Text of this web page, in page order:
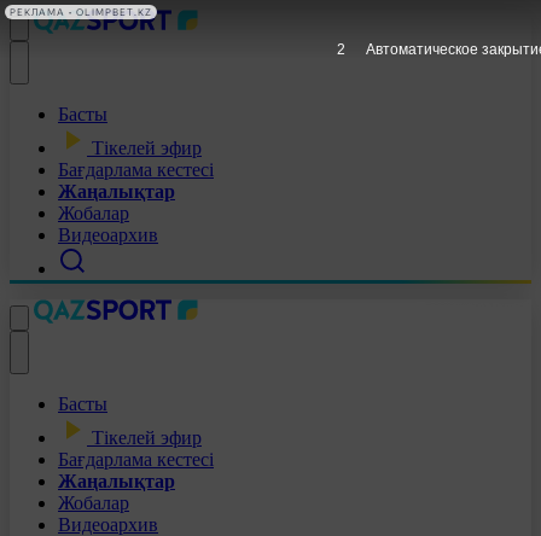
Басты
Тікелей эфир
Бағдарлама кестесі
Жаңалықтар
Жобалар
Видеоархив
Басты
Тікелей эфир
Бағдарлама кестесі
Жаңалықтар
Жобалар
Видеоархив
1 Автоматическое
РЕКЛАМА • OLIMPBET.KZ